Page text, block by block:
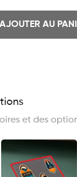
AJOUTER AU
et des